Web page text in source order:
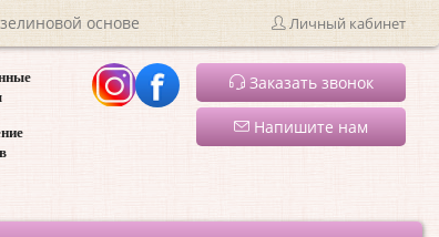
основе Личный кабинет
Заказать звонок
Напишите нам